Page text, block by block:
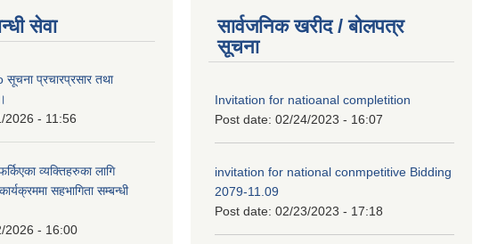
सेवा
प्रचारप्रसार तथा
2026 - 11:56
व्यक्तिहरुका लागि
सहभागिता सम्बन्धी
2026 - 16:00
सार्वजनिक खरीद / बोलपत्र
सूचना
Invitation for natioanal completition
Post date: 02/24/2023 - 16:07
invitation for national conmpetitive Bidding
2079-11.09
Post date: 02/23/2023 - 17:18